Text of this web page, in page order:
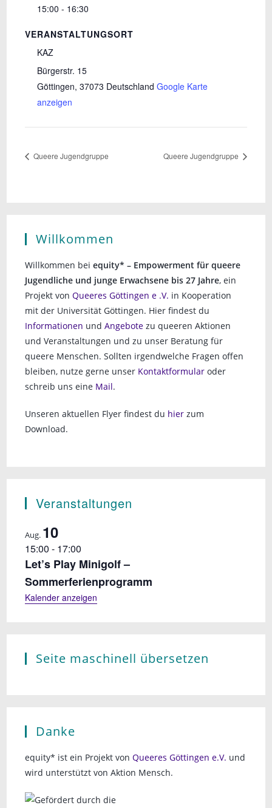
15:00 - 16:30
VERANSTALTUNGSORT
KAZ
Bürgerstr. 15
Göttingen, 37073 Deutschland Google Karte
anzeigen
Queere Jugendgruppe Queere Jugendgruppe
Willkommen
Willkommen beiequity* – Empowerment für queere
Jugendliche und junge Erwachsene bis 27 Jahre, ein
Projekt vonQueeres Göttingen e .V. in Kooperation
mit der Universität Göttingen. Hier findest du
Informationen undAngebote zu queeren Aktionen
und Veranstaltungen und zu unser Beratung für
queere Menschen. Sollten irgendwelche Fragen offen
bleiben, nutze gerne unser Kontaktformular oder
schreib uns eine Mail.
Unseren aktuellen Flyer findest du hier zum
Download.
Veranstaltungen
Aug. 10
15:00 - 17:00
Let’s Play Minigolf –
Sommerferienprogramm
Kalender anzeigen
Seite maschinell übersetzen
Danke
equity* ist ein Projekt vonQueeres Göttingen e.V. und
wird unterstützt von Aktion Mensch.